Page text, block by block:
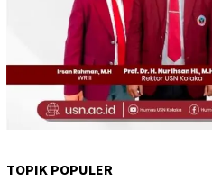
TOPIK POPULER